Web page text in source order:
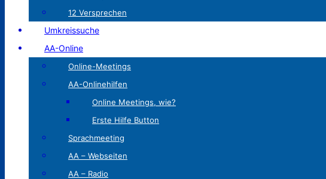
12 Versprechen
Umkreissuche
AA-Online
Online-Meetings
AA-Onlinehilfen
Online Meetings, wie?
Erste Hilfe Button
Sprachmeeting
AA – Webseiten
AA – Radio